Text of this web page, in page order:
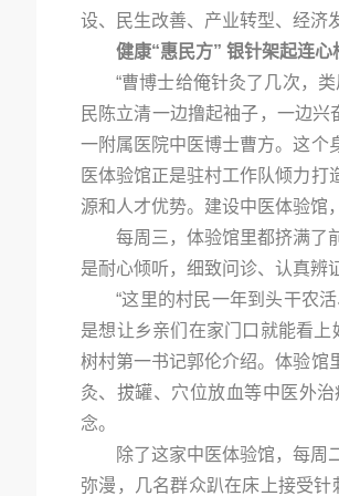
设、民生改善、产业转型、经济
健康“惠民方” 银针架起连心
“曹博士给俺针灸了几次，
民陈立清一边撸起袖子，一边兴
一附属医院中医博士曹方。这个
医体验馆正是驻村工作队倾力
源和人才优势。建设中医体验馆
每周三，体验馆里都挤满了
是耐心倾听，细致问诊、认真辨
“这里的村民一年到头干农
是想让乡亲们在家门口就能看
树村第一书记郭伦介绍。体验馆
灸、拔罐、穴位放血等中医外
念。
除了这家中医体验馆，每周
弥漫，几名群众趴在床上接受